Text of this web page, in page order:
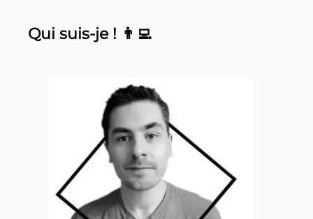
Qui suis-je ! 👨‍💻